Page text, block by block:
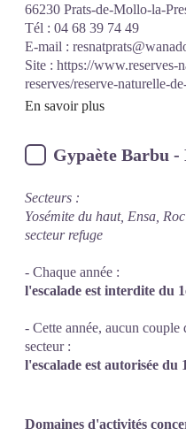
66230 Prats-de-Mollo-la-
Tél : 04 68 39 74 49
E-mail :
Site : https://www.reserves-
reserves/reserve-naturelle-
En savoir plus
Gypaète Barbu
Secteurs :
Yosémite du haut, Ensa,
secteur refuge
- Chaque année :
l'escalade est interdite du
- Cette année, aucun
secteur :
l'escalade est autorisée du
Domaines d'activités